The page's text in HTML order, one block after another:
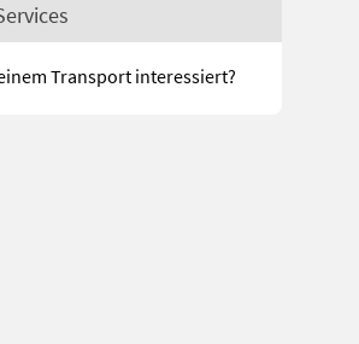
Transport interessiert?